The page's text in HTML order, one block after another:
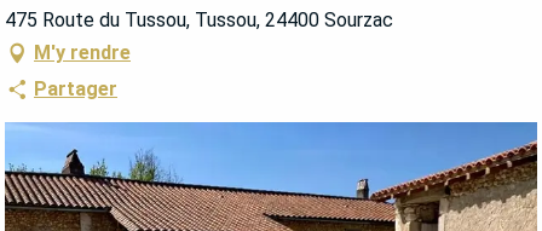
475 Route du Tussou, Tussou, 24400 Sourzac
M'y rendre
Partager